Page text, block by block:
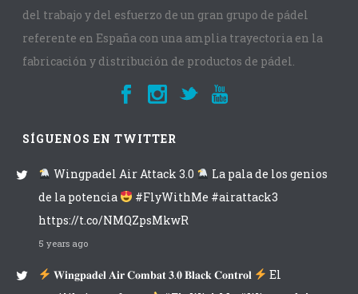
del trabajo y del esfuerzo de un gran grupo de pádel
referente en España con una amplia trayectoria en la
fabricación y distribución de productos de pádel.
SÍGUENOS EN TWITTER
Wingpadel Air Attack 3.0
La pala de los genios
de la potencia
#FlyWithMe #airattack3
https://t.co/NMQZpsMkwR
5 years ago
𝐖𝐢𝐧𝐠𝐩𝐚𝐝𝐞𝐥 𝐀𝐢𝐫 𝐂𝐨𝐦𝐛𝐚𝐭 𝟑.𝟎 𝐁𝐥𝐚𝐜𝐤 𝐂𝐨𝐧𝐭𝐫𝐨𝐥
El